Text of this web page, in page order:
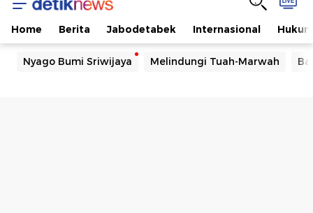
Home Berita Jabodetabek Internasional Hukum
Nyago Bumi Sriwijaya Melindungi Tuah-Marwah